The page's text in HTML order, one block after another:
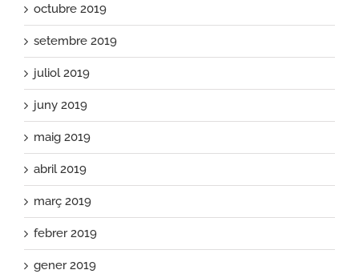
octubre 2019
setembre 2019
juliol 2019
juny 2019
maig 2019
abril 2019
març 2019
febrer 2019
gener 2019